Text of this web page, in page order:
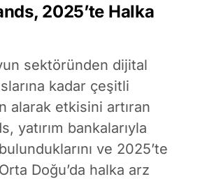
2025’te Halka
sektöründen dijital
kadar çeşitli
alarak etkisini artıran
yatırım bankalarıyla
ve 2025’te
Doğu’da halka arz